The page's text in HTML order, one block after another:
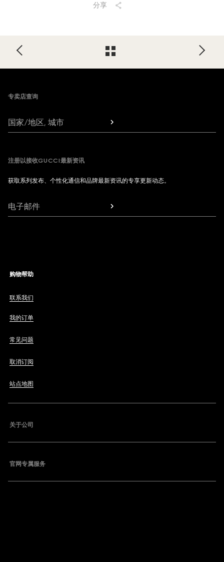
分享
Footer
专卖店查询
国家/地区, 城市
注册以接收GUCCI最新资讯
获取系列发布、个性化通信和品牌最新资讯的专享更新动态。
电子邮件
购物帮助
联系我们
我的订单
常见问题
取消订阅
站点地图
关于公司
官网专属服务